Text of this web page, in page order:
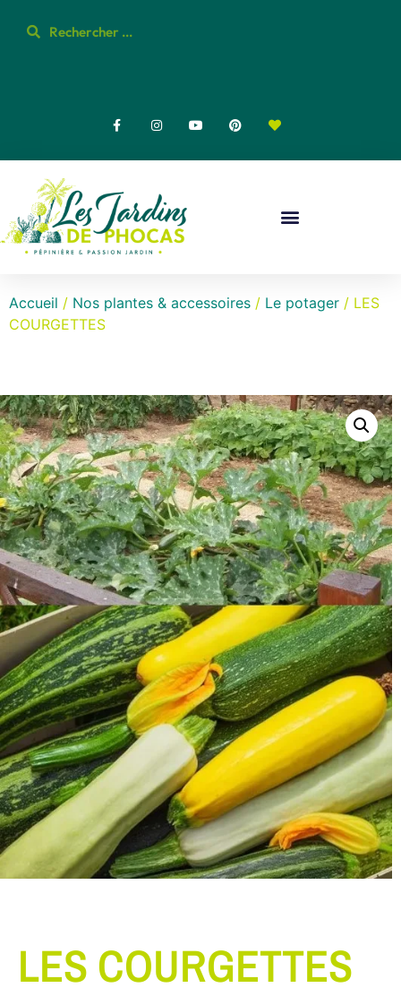
Accueil / Nos plantes & accessoires / Le potager / LES
COURGETTES
LES COURGETTES